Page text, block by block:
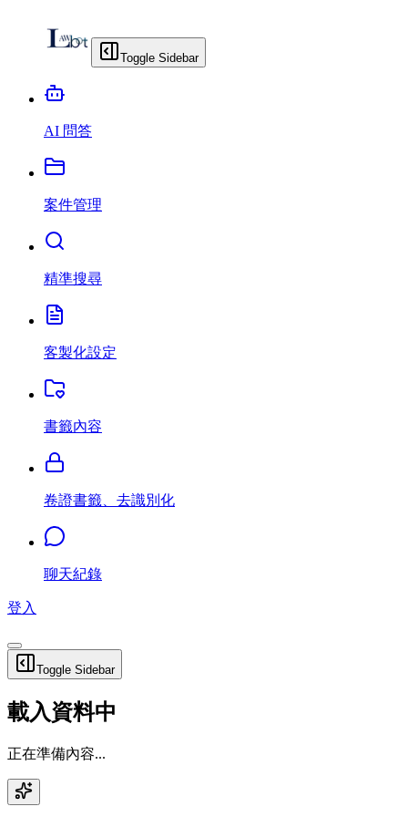
Toggle Sidebar
AI 問答
案件管理
精準搜尋
客製化設定
書籤內容
卷證書籤、去識別化
聊天紀錄
登入
Toggle Sidebar
載入資料中
正在準備內容...